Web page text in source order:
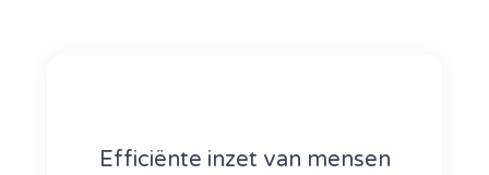
Efficiënte inzet van mensen